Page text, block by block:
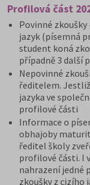
Profilová část
Povinné
jazyk (písemná
student koná
případně 3 další
Nepovinné
ředitelem.
jazyka ve
profilové části
Informace o
obhajoby
ředitel školy
profilové části. I
nahrazení jedné
zkoušky z cizího